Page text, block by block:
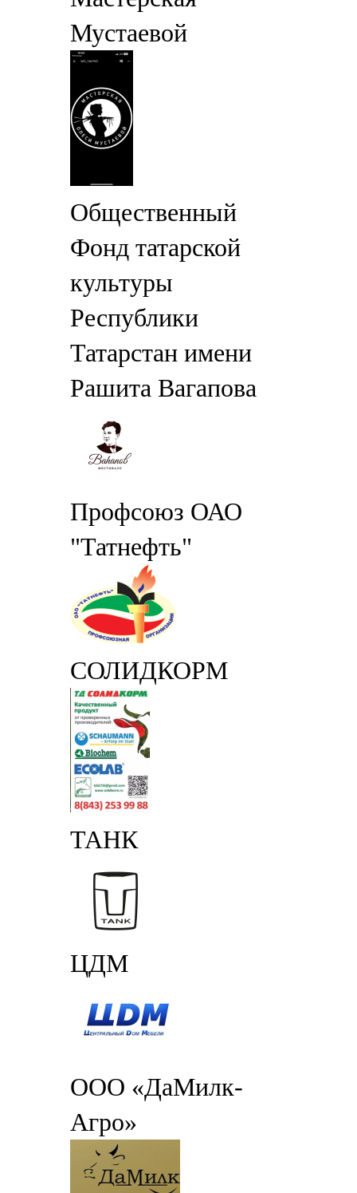
Мустаевой
Общественный
Фонд татарской
культуры
Республики
Татарстан имени
Рашита Вагапова
Профсоюз ОАО
"Татнефть"
СОЛИДКОРМ
ТАНК
ЦДМ
ООО «ДаМилк-
Агро»